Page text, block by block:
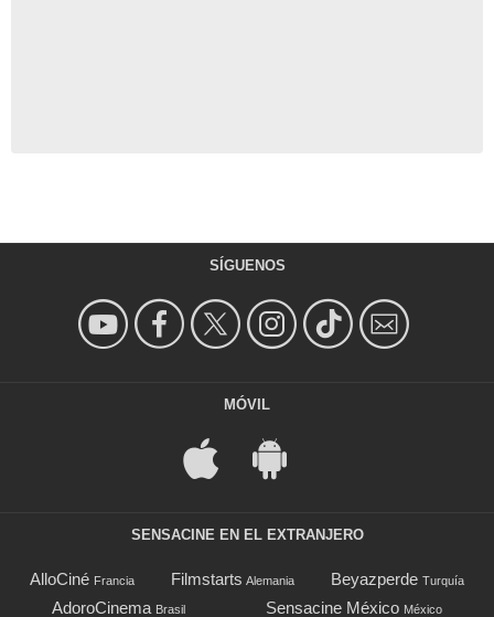
SÍGUENOS
MÓVIL
SENSACINE EN EL EXTRANJERO
AlloCiné Francia Filmstarts Alemania Beyazperde Turquía
AdoroCinema Brasil Sensacine México México